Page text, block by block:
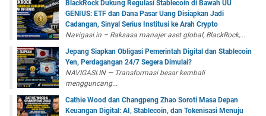
BlackRock Dukung Regulasi Stablecoin di Bawah UU
GENIUS: ETF dan Dana Pasar Uang Disiapkan Jadi
Cadangan, Sinyal Serius Institusi ke Arah Crypto
Navigasi.in – Raksasa manajer aset global, BlackRock,...
Jepang Siapkan Obligasi Pemerintah Digital dan Stablecoin
Yen, Perdagangan 24/7 Segera Dimulai?
NAVIGASI.IN — Transformasi besar kembali
mengguncang...
Cathie Wood dan Changpeng Zhao Soroti Masa Depan
Keuangan Digital: AI, Stablecoin, dan Tokenisasi Menuju